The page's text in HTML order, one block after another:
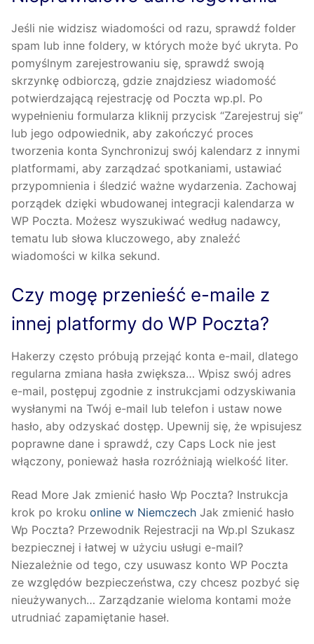
Jeśli nie widzisz wiadomości od razu, sprawdź folder
spam lub inne foldery, w których może być ukryta. Po
pomyślnym zarejestrowaniu się, sprawdź swoją
skrzynkę odbiorczą, gdzie znajdziesz wiadomość
potwierdzającą rejestrację od Poczta wp.pl. Po
wypełnieniu formularza kliknij przycisk “Zarejestruj się”
lub jego odpowiednik, aby zakończyć proces
tworzenia konta Synchronizuj swój kalendarz z innymi
platformami, aby zarządzać spotkaniami, ustawiać
przypomnienia i śledzić ważne wydarzenia. Zachowaj
porządek dzięki wbudowanej integracji kalendarza w
WP Poczta. Możesz wyszukiwać według nadawcy,
tematu lub słowa kluczowego, aby znaleźć
wiadomości w kilka sekund.
Czy mogę przenieść e-maile z
innej platformy do WP Poczta?
Hakerzy często próbują przejąć konta e-mail, dlatego
regularna zmiana hasła zwiększa… Wpisz swój adres
e-mail, postępuj zgodnie z instrukcjami odzyskiwania
wysłanymi na Twój e-mail lub telefon i ustaw nowe
hasło, aby odzyskać dostęp. Upewnij się, że wpisujesz
poprawne dane i sprawdź, czy Caps Lock nie jest
włączony, ponieważ hasła rozróżniają wielkość liter.
Read More Jak zmienić hasło Wp Poczta? Instrukcja
krok po kroku online w Niemczech Jak zmienić hasło
Wp Poczta? Przewodnik Rejestracji na Wp.pl Szukasz
bezpiecznej i łatwej w użyciu usługi e-mail?
Niezależnie od tego, czy usuwasz konto WP Poczta
ze względów bezpieczeństwa, czy chcesz pozbyć się
nieużywanych… Zarządzanie wieloma kontami może
utrudniać zapamiętanie haseł.